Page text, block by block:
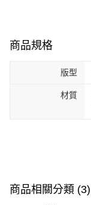
商品規格
版型
材質
商品相關分類 (3)